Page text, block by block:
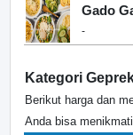
Gado
-
Kategori
Berikut harga dan
Anda bisa